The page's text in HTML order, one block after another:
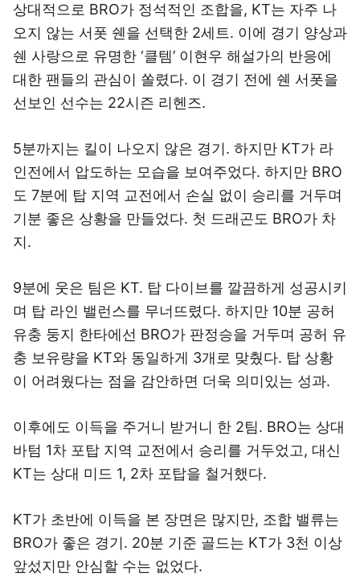
상대적으로 BRO가 정석적인 조합을, KT는 자주 나
오지 않는 서폿 쉔을 선택한 2세트. 이에 경기 양상과
쉔 사랑으로 유명한 ‘클템’ 이현우 해설가의 반응에
대한 팬들의 관심이 쏠렸다. 이 경기 전에 쉔 서폿을
선보인 선수는 22시즌 리헨즈.
5분까지는 킬이 나오지 않은 경기. 하지만 KT가 라
인전에서 압도하는 모습을 보여주었다. 하지만 BRO
도 7분에 탑 지역 교전에서 손실 없이 승리를 거두며
기분 좋은 상황을 만들었다. 첫 드래곤도 BRO가 차
지.
9분에 웃은 팀은 KT. 탑 다이브를 깔끔하게 성공시키
며 탑 라인 밸런스를 무너뜨렸다. 하지만 10분 공허
유충 둥지 한타에선 BRO가 판정승을 거두며 공허 유
충 보유량을 KT와 동일하게 3개로 맞췄다. 탑 상황
이 어려웠다는 점을 감안하면 더욱 의미있는 성과.
이후에도 이득을 주거니 받거니 한 2팀. BRO는 상대
바텀 1차 포탑 지역 교전에서 승리를 거두었고, 대신
KT는 상대 미드 1, 2차 포탑을 철거했다.
KT가 초반에 이득을 본 장면은 많지만, 조합 밸류는
BRO가 좋은 경기. 20분 기준 골드는 KT가 3천 이상
앞섰지만 안심할 수는 없었다.